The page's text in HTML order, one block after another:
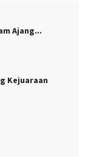
Ajang...
Kejuaraan